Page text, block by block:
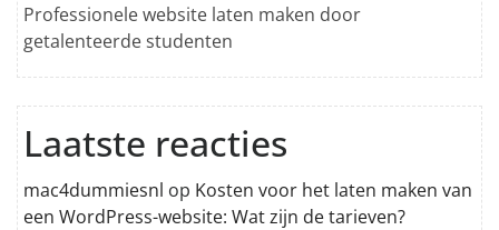
Professionele website laten maken door
getalenteerde studenten
Laatste reacties
mac4dummiesnl op Kosten voor het laten maken van
een WordPress-website: Wat zijn de tarieven?